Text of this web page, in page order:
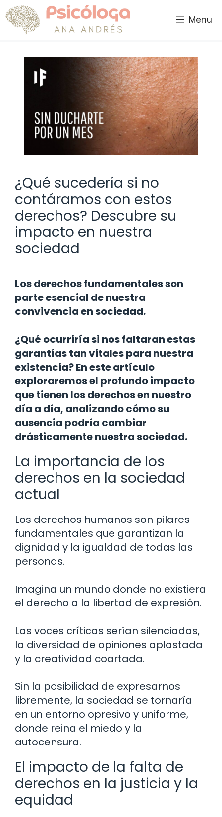
Saltar
al
contenido
Menu
¿Qué sucedería si no
contáramos con estos
derechos? Descubre su
impacto en nuestra
sociedad
Los derechos fundamentales son
parte esencial de nuestra
convivencia en sociedad.
¿Qué ocurriría si nos faltaran estas
garantías tan vitales para nuestra
existencia? En este artículo
exploraremos el profundo impacto
que tienen los derechos en nuestro
día a día, analizando cómo su
ausencia podría cambiar
drásticamente nuestra sociedad.
La importancia de los
derechos en la sociedad
actual
Los derechos humanos son pilares
fundamentales que garantizan la
dignidad y la igualdad de todas las
personas.
Imagina un mundo donde no existiera
el derecho a la libertad de expresión.
Las voces críticas serían silenciadas,
la diversidad de opiniones aplastada
y la creatividad coartada.
Sin la posibilidad de expresarnos
libremente, la sociedad se tornaría
en un entorno opresivo y uniforme,
donde reina el miedo y la
autocensura.
El impacto de la falta de
derechos en la justicia y la
equidad